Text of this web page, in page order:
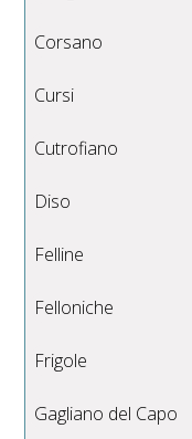
Corsano
Cursi
Cutrofiano
Diso
Felline
Felloniche
Frigole
Gagliano del Capo